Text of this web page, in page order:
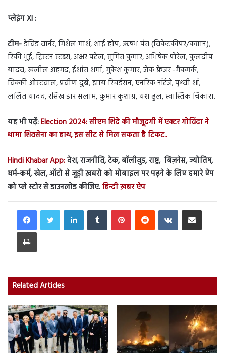
प्लेइंग XI :
टीम-डेविड वार्नर, मिशेल मार्श, शाई होप, ऋषभ पंत (विकेटकीपर/कप्तान),
रिकी भुई, ट्रिस्टन स्टब्स, अक्षर पटेल, सुमित कुमार, अभिषेक पोरेल, कुलदीप
यादव, खलील अहमद, ईशांत शर्मा, मुकेश कुमार, जेक फ्रेजर -मैकगर्क,
विक्की ओस्टवाल, प्रवीण दुबे, झाय रिचर्डसन, एनरिक नॉर्टजे, पृथ्वी शॉ,
ललित यादव, रसिख डार सलाम, कुमार कुशाग्र, यश ढुल, स्वास्तिक चिकारा.
यह भी पढ़ें:Election 2024: सीएम शिंदे की मौजूदगी में एक्टर गोविंदा ने
थामा शिवसेना का हाथ, इस सीट से मिल सकता है टिकट..
Hindi Khabar App:देश, राजनीति, टेक, बॉलीवुड, राष्ट्र, बिज़नेस, ज्योतिष,
धर्म-कर्म, खेल, ऑटो से जुड़ी ख़बरो को मोबाइल पर पढ़ने के लिए हमारे ऐप
को प्ले स्टोर से डाउनलोड कीजिए.हिन्दी ख़बर ऐप
LinkedInTumblr PinterestReddit VKontakteShare via Email
Print
Related Articles